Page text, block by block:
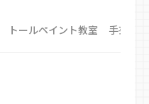
トールペイント教室 手芸教室